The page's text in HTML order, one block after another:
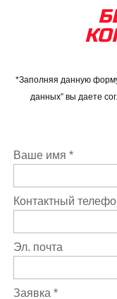
*Заполняя данную
данных” вы даете
Ваше имя *
Контактный
Эл. почта
Заявка *